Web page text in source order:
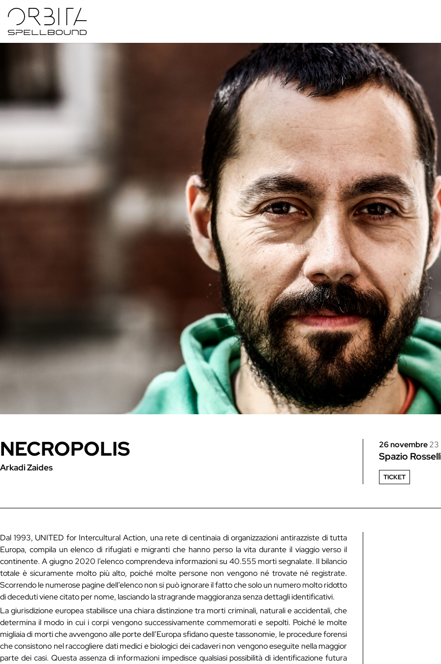
NECROPOLIS
Arkadi Zaides
26 novembre23
Spazio
TICKET
Dal 1993, UNITED for Intercultural Action, una rete di centinaia di organizzazioni antirazziste di tutta
Europa, compila un elenco di rifugiati e migranti che hanno perso la vita durante il viaggio verso il
continente. A giugno 2020 l’elenco comprendeva informazioni su 40.555 morti segnalate. Il bilancio
totale è sicuramente molto più alto, poiché molte persone non vengono né trovate né registrate.
Scorrendo le numerose pagine dell’elenco non si può ignorare il fatto che solo un numero molto ridotto
di deceduti viene citato per nome, lasciando la stragrande maggioranza senza dettagli identificativi.
La giurisdizione europea stabilisce una chiara distinzione tra morti criminali, naturali e accidentali, che
determina il modo in cui i corpi vengono successivamente commemorati e sepolti. Poiché le molte
migliaia di morti che avvengono alle porte dell’Europa sfidano queste tassonomie, le procedure forensi
che consistono nel raccogliere dati medici e biologici dei cadaveri non vengono eseguite nella maggior
parte dei casi. Questa assenza di informazioni impedisce qualsiasi possibilità di identificazione futura